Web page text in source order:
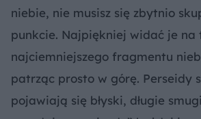
niebie, nie musisz się zbytnio
punkcie. Najpiękniej widać je na
najciemniejszego fragmentu
patrząc prosto w górę. Perseidy
pojawiają się błyski, długie